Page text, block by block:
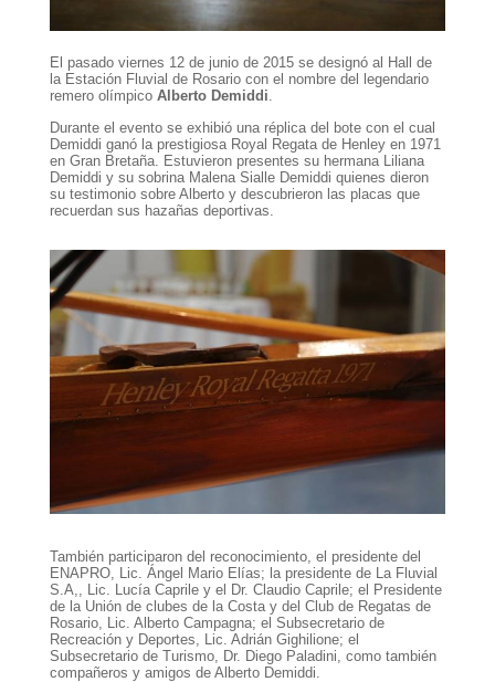
El pasado viernes 12 de junio de 2015 se designó al Hall de
la Estación Fluvial de Rosario con el nombre del legendario
remero olímpico Alberto Demiddi
Durante el evento se exhibió una réplica del bote con el cual
Demiddi ganó la prestigiosa Royal Regata de Henley en 1971
en Gran Bretaña. Estuvieron presentes su hermana Liliana
Demiddi y su sobrina Malena Sialle Demiddi quienes dieron
su testimonio sobre Alberto y descubrieron las placas que
recuerdan sus hazañas deportivas.
También participaron del reconocimiento, el presidente del
ENAPRO, Lic. Ángel Mario Elías; la presidente de La Fluvial
S.A,, Lic. Lucía Caprile y el Dr. Claudio Caprile; el Presidente
de la Unión de clubes de la Costa y del Club de Regatas de
Rosario, Lic. Alberto Campagna; el Subsecretario de
Recreación y Deportes, Lic. Adrián Gighilione; el
Subsecretario de Turismo, Dr. Diego Paladini, como también
compañeros y amigos de Alberto Demiddi.